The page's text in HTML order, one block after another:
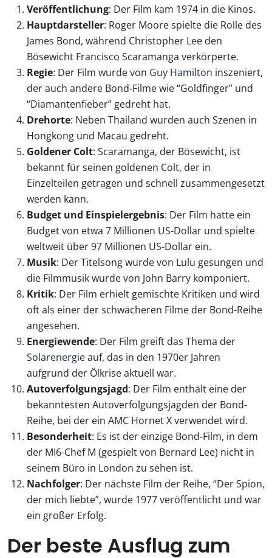
Veröffentlichung: Der Film kam 1974 in die Kinos.
Hauptdarsteller: Roger Moore spielte die Rolle des
James Bond, während Christopher Lee den
Bösewicht Francisco Scaramanga verkörperte.
Regie: Der Film wurde von Guy Hamilton inszeniert,
der auch andere Bond-Filme wie “Goldfinger” und
“Diamantenfieber” gedreht hat.
Drehorte: Neben Thailand wurden auch Szenen in
Hongkong und Macau gedreht.
Goldener Colt: Scaramanga, der Bösewicht, ist
bekannt für seinen goldenen Colt, der in
Einzelteilen getragen und schnell zusammengesetzt
werden kann.
Budget und Einspielergebnis: Der Film hatte ein
Budget von etwa 7 Millionen US-Dollar und spielte
weltweit über 97 Millionen US-Dollar ein.
Musik: Der Titelsong wurde von Lulu gesungen und
die Filmmusik wurde von John Barry komponiert.
Kritik: Der Film erhielt gemischte Kritiken und wird
oft als einer der schwächeren Filme der Bond-Reihe
angesehen.
Energiewende: Der Film greift das Thema der
Solarenergieauf, das in den 1970er Jahren
aufgrund der Ölkrise aktuell war.
Autoverfolgungsjagd: Der Film enthält eine der
bekanntesten Autoverfolgungsjagden der Bond-
Reihe, bei der ein AMC Hornet X verwendet wird.
Besonderheit: Es ist der einzige Bond-Film, in dem
der MI6-Chef M (gespielt von Bernard Lee) nicht in
seinem Büro in London zu sehen ist.
Nachfolger: Der nächste Film der Reihe, “Der Spion,
der mich liebte”, wurde 1977 veröffentlicht und war
ein großer Erfolg.
Der beste Ausflug zum